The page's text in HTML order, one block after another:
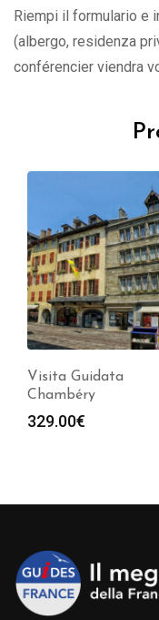
Riempi il formulario e
(albergo, residenza
conférencier viendra
Visita Guidata
Chambéry
329.00€